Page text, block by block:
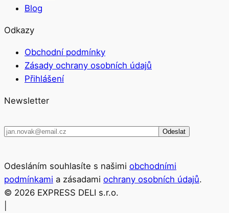
Blog
Odkazy
Obchodní podmínky
Zásady ochrany osobních údajů
Přihlášení
Newsletter
Odesláním souhlasíte s našimi obchodními
podmínkami a zásadami ochrany osobních údajů.
© 2026 EXPRESS DELI s.r.o.